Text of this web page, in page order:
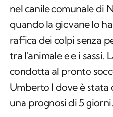
nel canile comunale di
quando la giovane lo
raffica dei colpi senza
tra l'animale e e i sassi.
condotta al pronto
Umberto I dove è stata
una prognosi di 5 giorni.